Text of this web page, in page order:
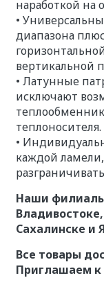
наработкой на
•
диапазона
вертикальной
• Латунные
исключают
теплоносителя.
•
каждой
Наши филиалы
Сахалинске и
Все товары
Приглашаем к